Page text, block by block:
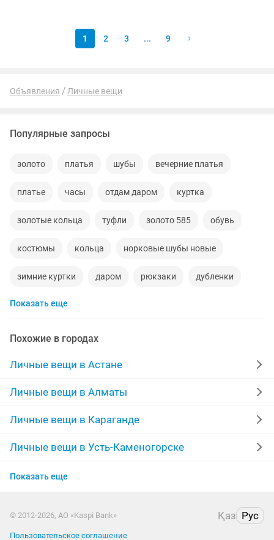
1 2 3 ... 9
Объявления Личные вещи
Популярные запросы
золото платья шубы вечерние платья
платье часы отдам даром куртка
золотые кольца туфли золото 585 обувь
костюмы кольца норковые шубы новые
зимние куртки даром рюкзаки дубленки
инвалидные коляски
мужские зимние куртки
свадебное платье серьги золотые
кроссовки часы мужские
Показать еще
Похожие в городах
Личные вещи в Астане
Личные вещи в Алматы
Личные вещи в Караганде
Личные вещи в Усть-Каменогорске
Личные вещи в Актобе
Личные вещи в Костанае
Показать еще
© 2012-2026, АО «Kaspi Bank» Қаз Рус
Пользовательское соглашение